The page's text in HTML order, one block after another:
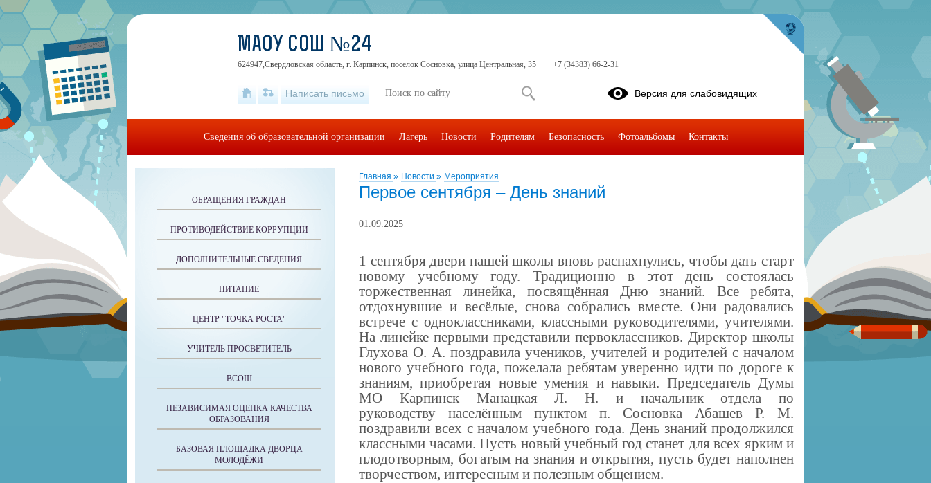
Главная » Новости » Мероприятия
Первое сентября – День знаний
01.09.2025
1 сентября двери нашей школы вновь распахнулись, чтобы дать старт
новому учебному году. Традиционно в этот день состоялась
торжественная линейка, посвящённая Дню знаний. Все ребята,
отдохнувшие и весёлые, снова собрались вместе. Они радовались
встрече с одноклассниками, классными руководителями, учителями.
На линейке первыми представили первоклассников. Директор школы
Глухова О. А. поздравила учеников, учителей и родителей с началом
нового учебного года, пожелала ребятам уверенно идти по дороге к
знаниям, приобретая новые умения и навыки. Председатель Думы
МО Карпинск МанацкаяЛ. Н. и начальник отдела по
руководству населённым пунктом п. Сосновка Абашев Р. М.
поздравили всех с началом учебного года. День знаний продолжился
классными часами. Пусть новый учебный год станет для всех ярким и
плодотворным, богатым на знания и открытия, пусть будет наполнен
творчеством, интересным и полезным общением.
ОБРАЩЕНИЯ ГРАЖДАН
ПРОТИВОДЕЙСТВИЕ КОРРУПЦИИ
ДОПОЛНИТЕЛЬНЫЕ СВЕДЕНИЯ
ПИТАНИЕ
ЦЕНТР "ТОЧКА РОСТА"
УЧИТЕЛЬ ПРОСВЕТИТЕЛЬ
ВСОШ
НЕЗАВИСИМАЯ ОЦЕНКА КАЧЕСТВА
ОБРАЗОВАНИЯ
БАЗОВАЯ ПЛОЩАДКА ДВОРЦА
МОЛОДЁЖИ
МАОУ СОШ №24
624947,Свердловская область, г. Карпинск, поселок Сосновка, улица Центральная, 35 +7 (34383) 66-2-31
Написать письмо Версия для слабовидящих
Сведения об образовательной организации Лагерь Новости Родителям Безопасность Фотоальбомы Контакты